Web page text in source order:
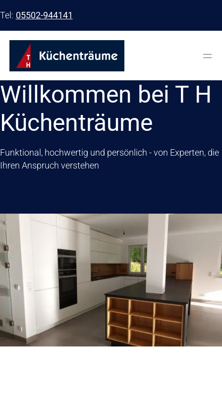
Tel 05502-944141
═
Willkommen bei T H
Küchenträume
Funktional, hochwertig und persönlich - von Experten, die
Ihren Anspruch verstehen